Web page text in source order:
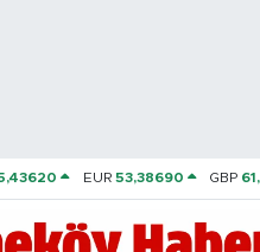
EUR 53,38690 GBP